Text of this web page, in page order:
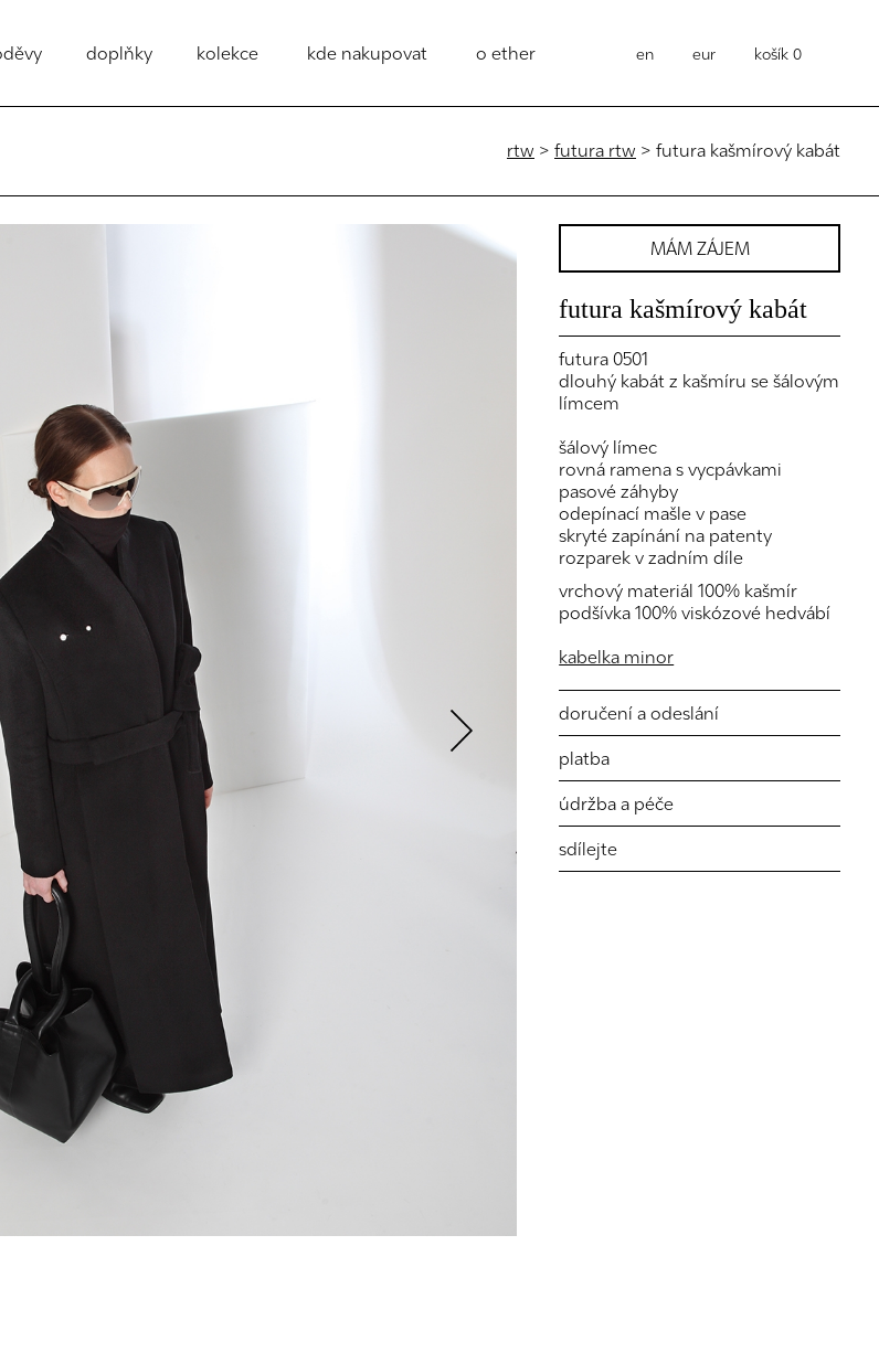
doplňky kolekce kde nakupovat o ether en eur košík 0
rtw > futura rtw > futura kašmírový kabát
Next
MÁM ZÁJEM
futura kašmírový kabát
futura 0501
dlouhý kabát z kašmíru se šálovým
límcem
šálový límec
rovná ramena s vycpávkami
pasové záhyby
odepínací mašle v pase
skryté zapínání na patenty
rozparek v zadním díle
vrchový materiál 100% kašmír
podšívka 100% viskózové hedvábí
kabelka minor
doručení a odeslání
platba
údržba a péče
sdílejte